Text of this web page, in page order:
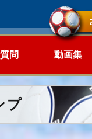
問 動画集
プ